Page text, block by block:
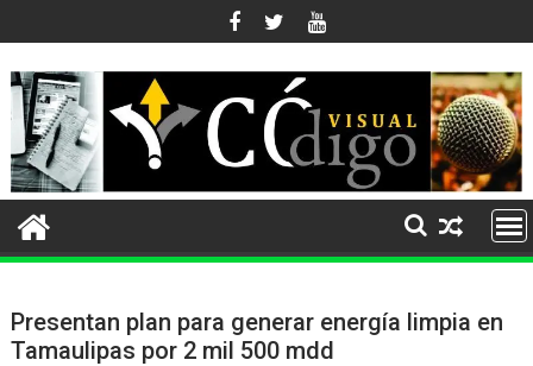
al
contenido
Presentan plan para generar energía limpia en
Tamaulipas por 2 mil 500 mdd